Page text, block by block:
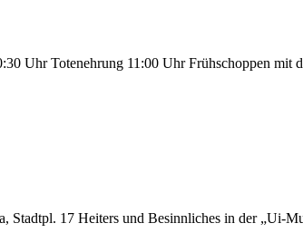
Uhr Totenehrung 11:00 Uhr Frühschoppen mit
Stadtpl. 17 Heiters und Besinnliches in der „Ui-